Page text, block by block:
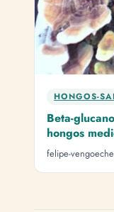
HONGOS-
Beta-
hongos
felipe-